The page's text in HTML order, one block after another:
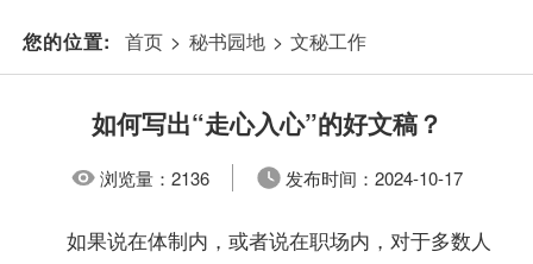
您的位置: 首页 > 秘书园地 > 文秘工作
如何写出“走心入心”的好文稿？
浏览量：2136 发布时间： 2024-10-17
如果说在体制内，或者说在职场内，对于多数人